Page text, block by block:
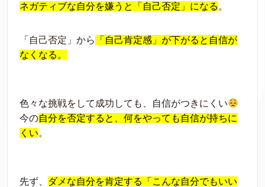
ネガティブな自分を嫌うと「自己否定」になる 。
「自己否定」から
「自己肯定感」が下がると自信が
なくなる 。
色々な挑戦をして成功しても、自信がつきにくい
今の自分を否定すると、何をやっても自信が持ちに
くい。
先ず、
ダメな自分を肯定する「こんな自分でもいい